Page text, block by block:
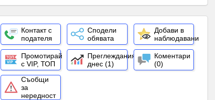
Контакт с
подателя
Сподели
обявата
Добави в
наблюдавани
Промотирай
с VIP, ТОП
Преглеждания
днес (1)
Коментари
(0)
Съобщи
за
нередност